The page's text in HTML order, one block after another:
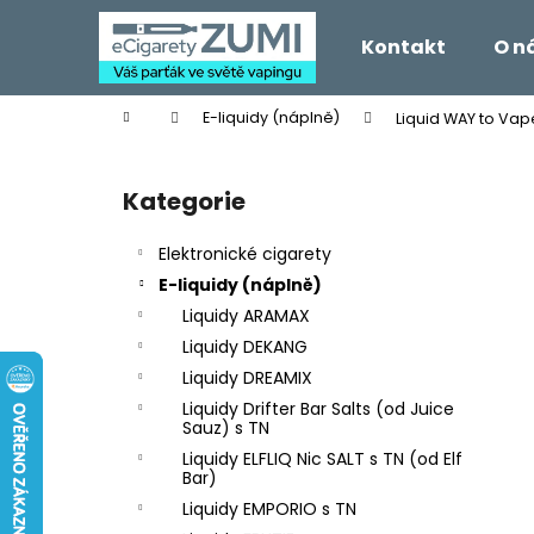
Kontakt O
Domů E-liquidy (náplně) Liquid WAY to
Přeskočit
kategorie
Kategorie
Elektronické cigarety
E-liquidy (náplně)
Liquidy ARAMAX
Liquidy DEKANG
Liquidy DREAMIX
Liquidy Drifter Bar Salts (od Juice
Sauz) s TN
Liquidy ELFLIQ Nic SALT s TN (od Elf
Bar)
Liquidy EMPORIO s TN
í
Zpět
do
Zpět
do